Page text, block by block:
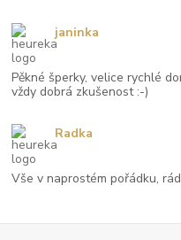
Pěkné šperky, velice rychlé
vždy dobrá zkušenost :-)
janinka
Vše v naprostém pořádku,
Radka